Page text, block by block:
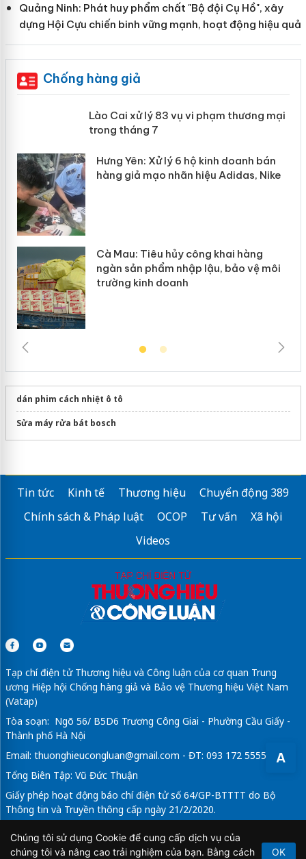
A
Quảng Ninh: Phát huy phẩm chất "Bộ đội Cụ Hồ", xây
dựng Hội Cựu chiến binh vững mạnh, hoạt động hiệu quả
Chống hàng giả
Công an Thanh Hóa tìm bị hại trong vụ án
sản xuất, buôn bán yến sào giả
Thanh Hóa: Tìm bị hại trong vụ án buôn
bán bình sữa Moyuum giả
An Giang: Đối tượng chủ mưu đường dây
bán hàng giả tại Phú Quốc ra đầu thú
Thương hiệu
Videos
Tạp chí điện tử Thương hiệu và Công luận của cơ quan Trung
ương Hiệp hội Chống hàng giả và Bảo vệ Thương hiệu Việt Nam
(Vatap)
Tòa soạn: Ngõ 56/ B5D6 Trương Công Giai - Phường Cầu Giấy -
Thành phố Hà Nội
Email:thuonghieucongluan@gmail.com- ĐT: 093 172 5555
Tổng Biên Tập: Vũ Đức Thuận
Giấy phép hoạt động báo chí điện tử số 64/GP-BTTTT do Bộ
Chúng tôi sử dụng Cookie để cung cấp dịch vụ của
chúng tôi và nâng cao trải nghiệm của bạn. Bằng cách
OK